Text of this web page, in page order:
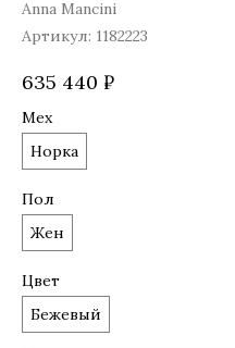
Anna Mancini
Артикул: 1182223
635 440 ₽
Мех
Норка
Пол
Жен
Цвет
Бежевый